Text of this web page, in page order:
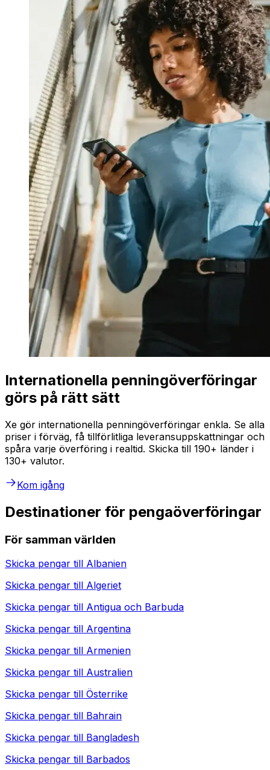
Internationella penningöverföringar
görs på rätt sätt
Xe gör internationella penningöverföringar enkla. Se alla
priser i förväg, få tillförlitliga leveransuppskattningar och
spåra varje överföring i realtid. Skicka till 190+ länder i
130+ valutor.
Kom igång
Destinationer för pengaöverföringar
För samman världen
Skicka pengar till Albanien
Skicka pengar till Algeriet
Skicka pengar till Antigua och Barbuda
Skicka pengar till Argentina
Skicka pengar till Armenien
Skicka pengar till Australien
Skicka pengar till Österrike
Skicka pengar till Bahrain
Skicka pengar till Bangladesh
Skicka pengar till Barbados